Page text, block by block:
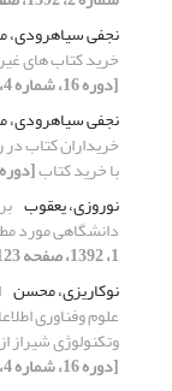
نجفی سیاهرودی،
خرید کتاب های
[دوره 16، شماره 4، 1392، صفحه 173-195]
نجفی سیاهرودی،
خریداران کتاب در
با خرید کتاب[دوره 16، شماره 1، 1392، صفحه 41-70]
نوروزی، یعقوب
دانشگاهی مورد
1، 1392، صفحه 123-150]
نوکاریزی، محسن
علوم وفناوری
وتکنولوژی شیراز
[دوره 16، شماره 4، 1392، صفحه 103-122]